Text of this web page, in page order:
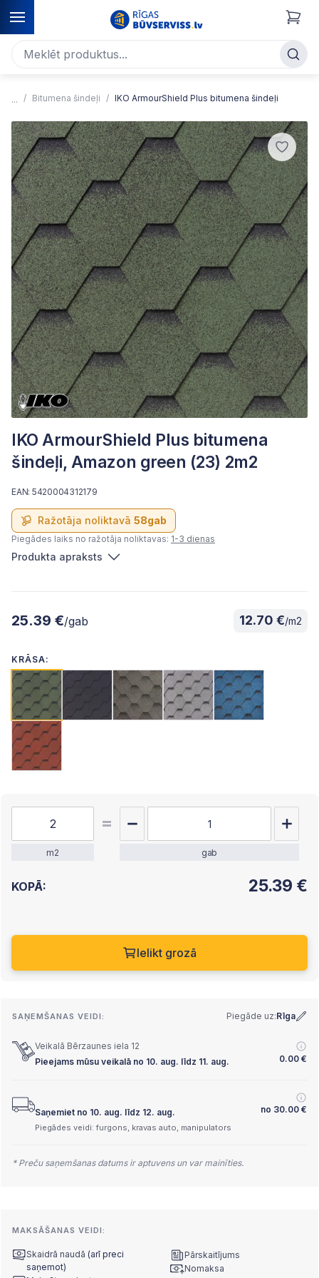
Bitumena šindeļi IKO ArmourShield Plus bitumena šindeļi
IKO ArmourShield Plus bitumena
šindeļi, Amazon green (23) 2m2
Ražotāja noliktavā 58gab
EAN: 5420004312179
Piegādes laiks no ražotāja noliktavas: 1-3 dienas
Produkta apraksts
25.39 €/gab 12.70 €/m2
KRĀSA:
m2 gab
KOPĀ: 25.39 €
Ielikt grozā
SAŅEMŠANAS VEIDI: Piegāde uz:Rīga
Veikalā Bērzaunes iela 12
Pieejams mūsu veikalā no 10. aug. līdz 11. aug.
0.00 €
Saņemiet no 10. aug. līdz 12. aug. no 30.00 €
Piegādes veidi: furgons, kravas auto, manipulators
* Preču saņemšanas datums ir aptuvens un var mainīties.
MAKSĀŠANAS VEIDI:
Skaidrā naudā (arī preci
saņemot)
Pārskaitījums
Nomaksa